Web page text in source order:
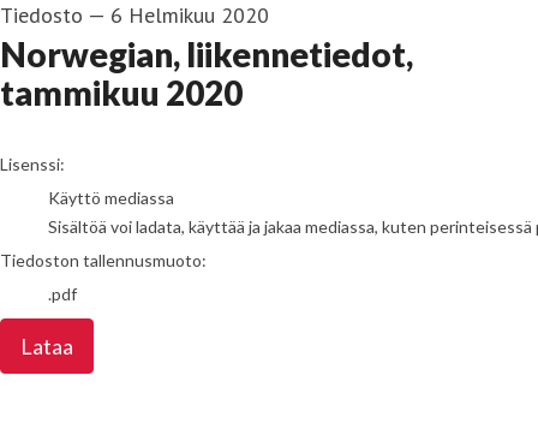
Tiedosto — 6 Helmikuu 2020
Norwegian, liikennetiedot,
tammikuu 2020
go to media item
Lisenssi:
Käyttö mediassa
Sisältöä voi ladata, käyttää ja jakaa mediassa, kuten
Tiedoston tallennusmuoto:
.pdf
Lataa